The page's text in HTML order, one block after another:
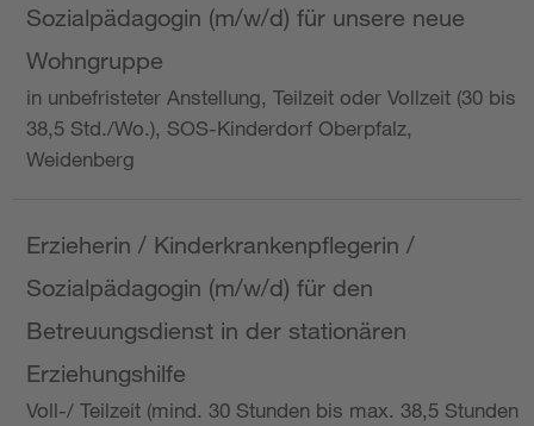
Sozialpädagogin (m/w/d) für unsere neue
Wohngruppe
in unbefristeter Anstellung, Teilzeit oder Vollzeit (30 bis
38,5 Std./Wo.), SOS-Kinderdorf Oberpfalz,
Weidenberg
Erzieherin / Kinderkrankenpflegerin /
Sozialpädagogin (m/w/d) für den
Betreuungsdienst in der stationären
Erziehungshilfe
Voll-/ Teilzeit (mind. 30 Stunden bis max. 38,5 Stunden